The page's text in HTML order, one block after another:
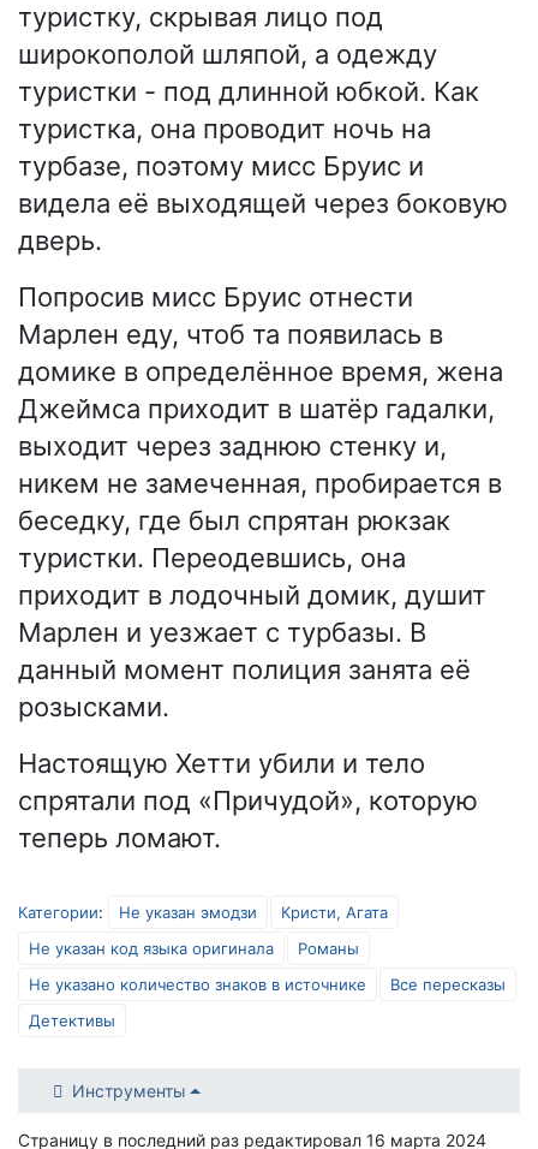
туристку, скрывая лицо под
широкополой шляпой, а одежду
туристки - под длинной юбкой. Как
туристка, она проводит ночь на
турбазе, поэтому мисс Бруис и
видела её выходящей через боковую
дверь.
Попросив мисс Бруис отнести
Марлен еду, чтоб та появилась в
домике в определённое время, жена
Джеймса приходит в шатёр гадалки,
выходит через заднюю стенку и,
никем не замеченная, пробирается в
беседку, где был спрятан рюкзак
туристки. Переодевшись, она
приходит в лодочный домик, душит
Марлен и уезжает с турбазы. В
данный момент полиция занята её
розысками.
Настоящую Хетти убили и тело
спрятали под «Причудой», которую
теперь ломают.
Категории: Не указан эмодзи
Кристи, Агата
Не указан код языка оригинала
Романы
Не указано количество знаков в источнике
Все пересказы
Детективы
Инструменты
Страницу в последний раз редактировал 16 марта 2024